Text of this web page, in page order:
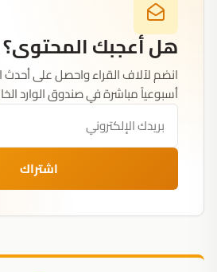
هل أعجبك المحتوى؟
انضم لآلاف القراء واحصل على أحدث
أسبوعياً مباشرة في صندوق الوارد
اشتراك